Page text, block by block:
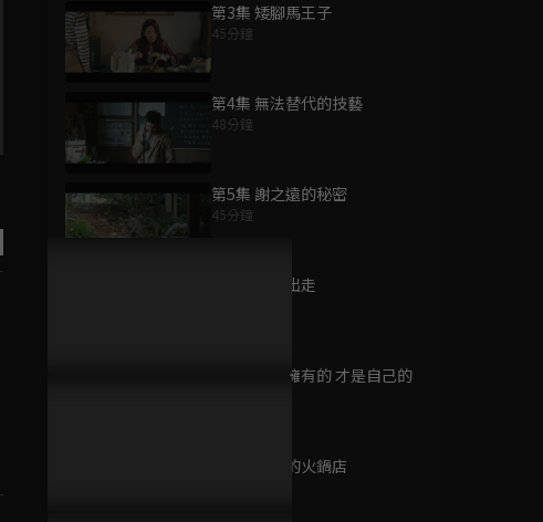
第3集 矮腳馬王子
45分鐘
第4集 無法替代的技藝
48分鐘
第5集 謝之遠的秘密
45分鐘
第6集 離家出走
第7集 自己擁有的 才是自己的
第8集 混亂的火鍋店
為您推薦
忍冬艷薔薇